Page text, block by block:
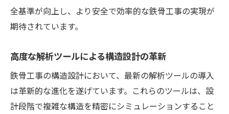
全基準が向上し、より安全で効率的な鉄骨工事の実現が
期待されています。
高度な解析ツールによる構造設計の革新
鉄骨工事の構造設計において、最新の解析ツールの導入
は革新的な進化を遂げています。これらのツールは、設
計段階で複雑な構造を精密にシミュレーションすること